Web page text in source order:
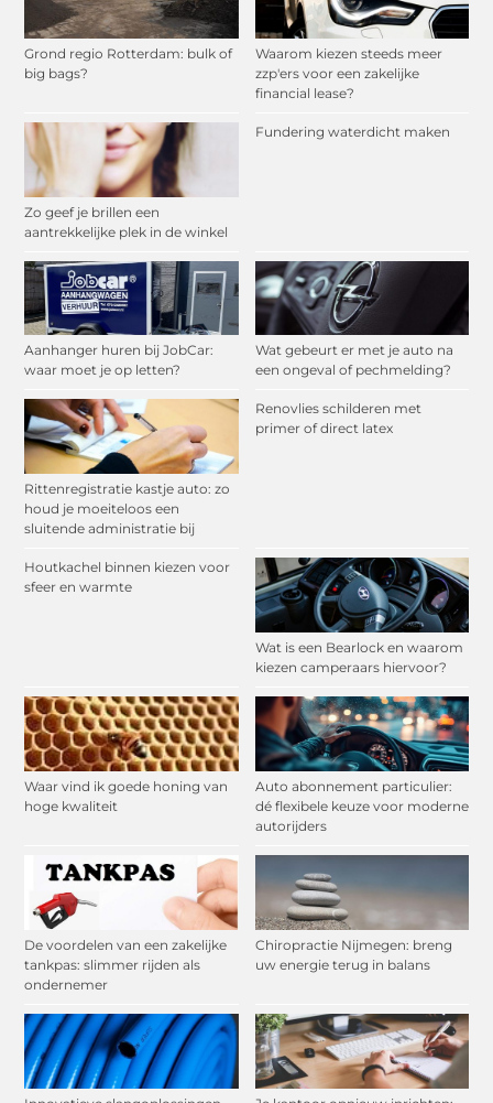
Grond regio Rotterdam: bulk of
big bags?
Waarom kiezen steeds meer
zzp'ers voor een zakelijke
financial lease?
Zo geef je brillen een
aantrekkelijke plek in de winkel
Fundering waterdicht maken
Aanhanger huren bij JobCar:
waar moet je op letten?
Wat gebeurt er met je auto na
een ongeval of pechmelding?
Rittenregistratie kastje auto: zo
houd je moeiteloos een
sluitende administratie bij
Renovlies schilderen met
primer of direct latex
Houtkachel binnen kiezen voor
sfeer en warmte
Wat is een Bearlock en waarom
kiezen camperaars hiervoor?
Waar vind ik goede honing van
hoge kwaliteit
Auto abonnement particulier:
dé flexibele keuze voor moderne
autorijders
De voordelen van een zakelijke
tankpas: slimmer rijden als
ondernemer
Chiropractie Nijmegen: breng
uw energie terug in balans